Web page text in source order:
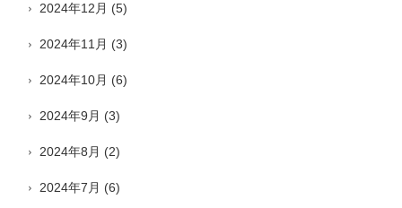
2024年12月 (5)
2024年11月 (3)
2024年10月 (6)
2024年9月 (3)
2024年8月 (2)
2024年7月 (6)